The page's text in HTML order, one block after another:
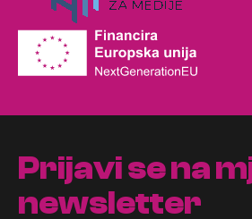
Prijavi se na
newsletter